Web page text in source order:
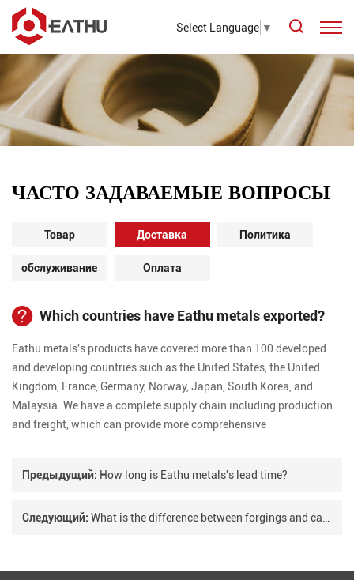
Select Language ▼
ЧАСТО ЗАДАВАЕМЫЕ ВОПРОСЫ
Товар Доставка Политика
обслуживание Оплата
Which countries have Eathu metals exported?
Eathu metals's products have covered more than 100 developed
and developing countries such as the United States, the United
Kingdom, France, Germany, Norway, Japan, South Korea, and
Malaysia. We have a complete supply chain including production
and freight, which can provide more comprehensive
Предыдущий: How long is Eathu metals's lead time?
Следующий: What is the difference between forgings and castings? 04